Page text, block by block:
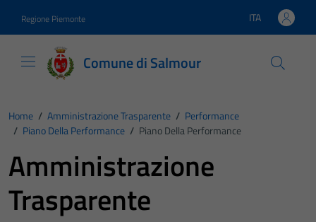
Regione Piemonte Lingua attiva:
ITA
Comune di Salmour
Home / Amministrazione Trasparente / Performance
/ Piano Della Performance / Piano Della Performance
Amministrazione
Trasparente